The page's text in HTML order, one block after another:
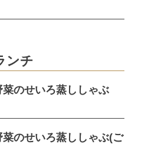
ンチ
菜のせいろ蒸ししゃぶ
菜のせいろ蒸ししゃぶ(ご